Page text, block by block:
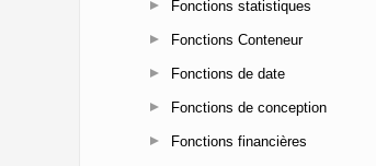
Fonctions statistiques
Fonctions Conteneur
Fonctions de date
Fonctions de conception
Fonctions financières